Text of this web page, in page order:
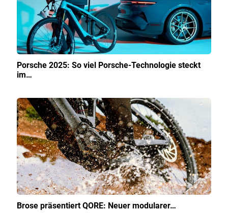
Porsche 2025: So viel Porsche-Technologie steckt
im…
Brose präsentiert QORE: Neuer modularer…